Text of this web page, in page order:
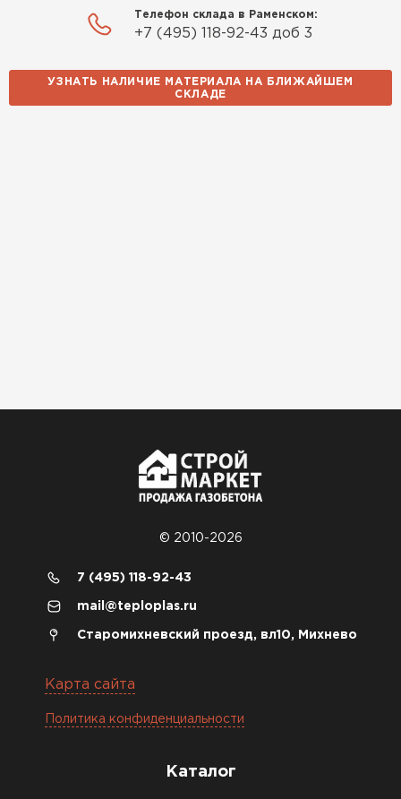
Телефон склада в Раменском:
+7 (495) 118-92-43 доб 3
УЗНАТЬ НАЛИЧИЕ МАТЕРИАЛА НА БЛИЖАЙШЕМ
СКЛАДЕ
© 2010-2026
7 (495) 118-92-43
mail@teploplas.ru
Старомихневский проезд, вл10, Михнево
Карта сайта
Политика конфиденциальности
Каталог
ПЕРЕЙТИ
Утеплитель Izolife
ПЕРЕЙТИ